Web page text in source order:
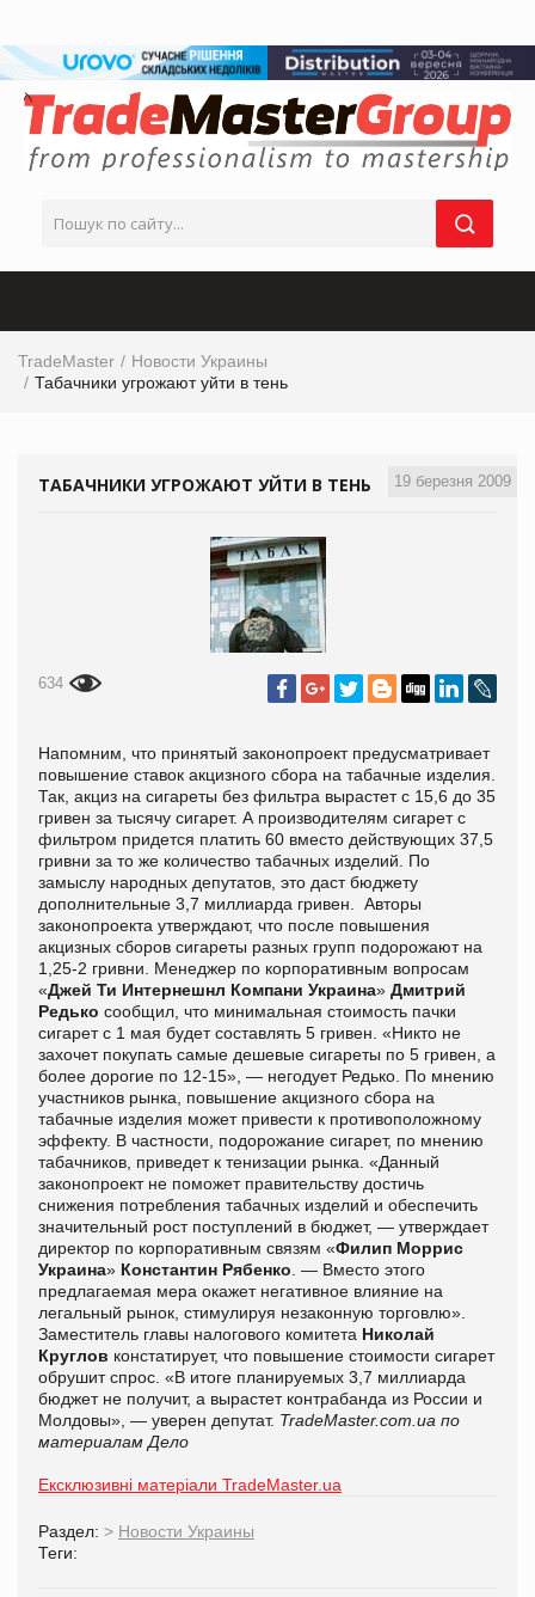
TradeMaster
Новости Украины
Табачники угрожают уйти в тень
19 березня 2009
ТАБАЧНИКИ УГРОЖАЮТ УЙТИ В ТЕНЬ
634
Напомним, что принятый законопроект предусматривает
повышение ставок акцизного сбора на табачные изделия.
Так, акциз на сигареты без фильтра вырастет с 15,6 до 35
гривен за тысячу сигарет. А производителям сигарет с
фильтром придется платить 60 вместо действующих 37,5
гривни за то же количество табачных изделий. По
замыслу народных депутатов, это даст бюджету
дополнительные 3,7 миллиарда гривен. Авторы
законопроекта утверждают, что после повышения
акцизных сборов сигареты разных групп подорожают на
1,25-2 гривни. Менеджер по корпоративным вопросам
«Джей Ти Интернешнл Компани Украина» Дмитрий
Редько сообщил, что минимальная стоимость пачки
сигарет с 1 мая будет составлять 5 гривен. «Никто не
захочет покупать самые дешевые сигареты по 5 гривен, а
более дорогие по 12-15», — негодует Редько. По мнению
участников рынка, повышение акцизного сбора на
табачные изделия может привести к противоположному
эффекту. В частности, подорожание сигарет, по мнению
табачников, приведет к тенизации рынка. «Данный
законопроект не поможет правительству достичь
снижения потребления табачных изделий и обеспечить
значительный рост поступлений в бюджет, — утверждает
директор по корпоративным связям «Филип Моррис
Украина» Константин Рябенко . — Вместо этого
предлагаемая мера окажет негативное влияние на
легальный рынок, стимулируя незаконную торговлю».
Заместитель главы налогового комитета Николай
Круглов констатирует, что повышение стоимости сигарет
обрушит спрос. «В итоге планируемых 3,7 миллиарда
бюджет не получит, а вырастет контрабанда из России и
Молдовы», — уверен депутат. TradeMaster.com.ua по
материалам Дело
Ексклюзивні матеріали TradeMaster.ua
Раздел: > Новости Украины
Теги: